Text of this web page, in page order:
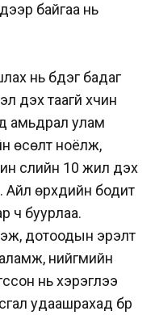
байгаа нь
нь бүдэг бадаг
дэх таагүй хүчин
амьдрал улам
өсөлт ноёлж,
сүүлийн 10 жил дэх
өрхүүдийн бодит
ч буурлаа.
дотоодын эрэлт
нийгмийн
нь хэрэглээ
удаашрахад бүр